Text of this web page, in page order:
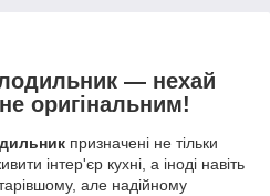
— нехай
оригінальним!
призначені не тільки
інтер'єр кухні, а іноді навіть
але надійному